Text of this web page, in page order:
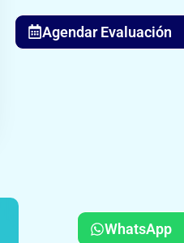
Agendar Evaluación
WhatsApp